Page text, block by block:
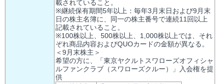
載されていること。
※継続保有期間5年以上：毎年3月末日および9月末
日の株主名簿に、同一の株主番号で連続11回以上
記載されていること。
※100株以上、500株以上、1,000株以上では、それ
ぞれ商品内容およびQUOカードの金額が異なる。
＜9月末株主＞
希望の方に、「東京ヤクルトスワローズオフィシャ
ルファンクラブ（スワローズクルー）」入会権を提
供